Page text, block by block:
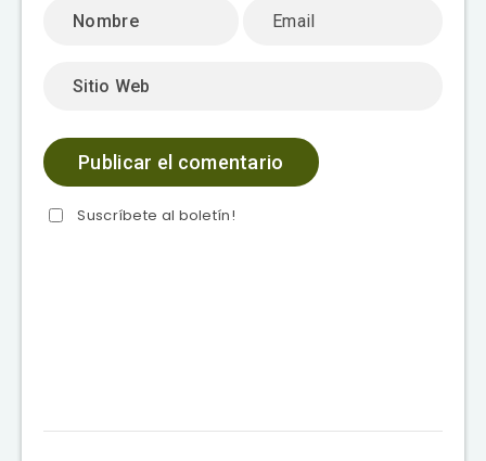
Suscríbete al boletín!